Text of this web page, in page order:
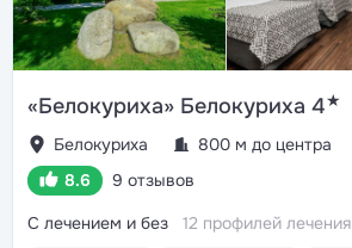
«Белокуриха» Белокуриха 4★
Белокуриха
800 м до центра
8.6
9 отзывов
С лечением и без 12 профилей лечения